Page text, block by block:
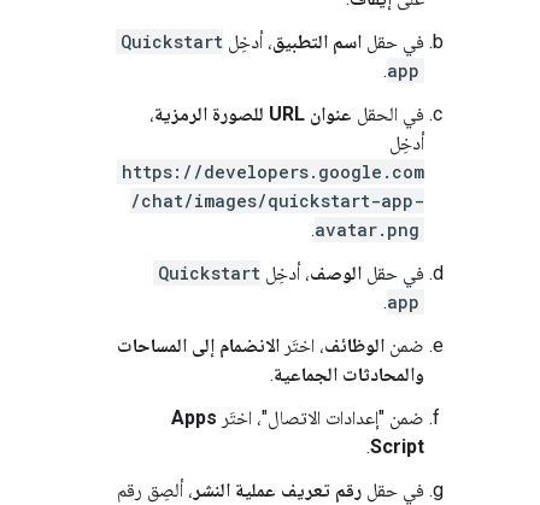
في حقل اسم التطبيق، أدخِل Quickstart
app
.
في الحقل عنوان URL للصورة الرمزية
،
أدخِل
https://developers.google.com
/chat/images/quickstart-app-
avatar.png
.
في حقل الوصف، أدخِل Quickstart
app
.
ضمن الوظائف، اختَر الانضمام إلى المساحات
والمحادثات الجماعية.
ضمن "إعدادات الاتصال"، اختَر Apps
Script
.
في حقل رقم تعريف عملية النشر ، ألصِق رقم